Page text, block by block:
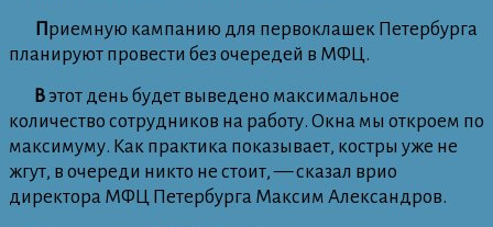
П риемную кампанию для первоклашек Петербурга
планируют провести без очередей в МФЦ.
Вэтот день будет выведено максимальное
количество сотрудников на работу. Окна мы откроем по
максимуму. Как практика показывает, костры уже не
жгут, в очереди никто не стоит, — сказал врио
директора МФЦ Петербурга Максим Александров.